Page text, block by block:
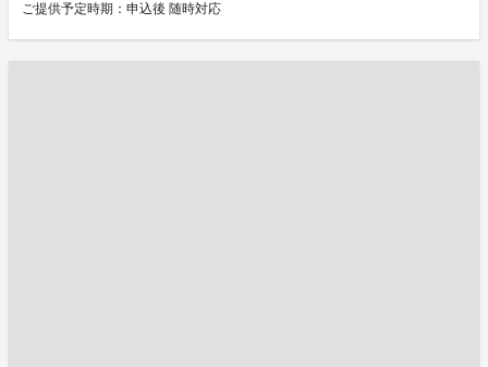
ご提供予定時期：申込後 随時対応